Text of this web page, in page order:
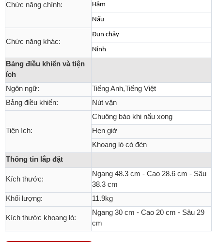
Chức năng chính: Hâm
Nấu
Chức năng khác:
Đun chảy
Ninh
Bảng điều khiển và tiện
ích
Ngôn ngữ:
Tiếng Anh,Tiếng Việt
Bảng điều khiển:
Nút vặn
Tiện ích:
Chuông báo khi nấu xong
Hẹn giờ
Khoang lò có đèn
Thông tin lắp đặt
Kích thước:
Ngang 48.3 cm - Cao 28.6 cm - Sâu
38.3 cm
Khối lượng:
11.9kg
Kích thước khoang lò:
Ngang 30 cm - Cao 20 cm - Sâu 29
cm